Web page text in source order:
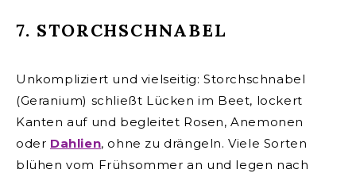
7. STORCHSCHNABEL
Unkompliziert und vielseitig: Storchschnabel
(Geranium) schließt Lücken im Beet, lockert
Kanten auf und begleitet Rosen, Anemonen
oder Dahlien, ohne zu drängeln. Viele Sorten
blühen vom Frühsommer an und legen nach